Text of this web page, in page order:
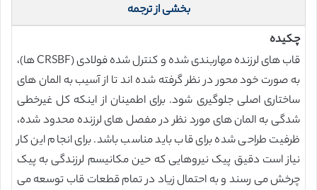
بخشی از ترجمه
چکیده
قاب های لرزنده مهاربندی شده و کنترل شده فولادی (CRSBF ها)،
به صورت خود محور در نظر گرفته شده اند تا از آسیب به المان های
ساختاری اصلی جلوگیری شود. برای اطمینان از اینکه کل غیرخطی
شدگی به المان های مورد نظر در مفصل های لرزنده محدود شده،
ظرفیت طراحی شده برای قاب باید مناسب باشد. برای انجام این کار
نیاز است دقیق پیک نیروهایی که حین مکانیسم لرزندگی به پیک
چرخش می رسند و به احتمال زیاد در تمام قطعات قاب توسعه می